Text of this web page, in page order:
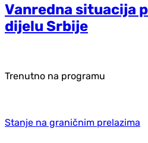
Vanredna situacija
dijelu Srbije
Trenutno na programu
Stanje na graničnim prelazima